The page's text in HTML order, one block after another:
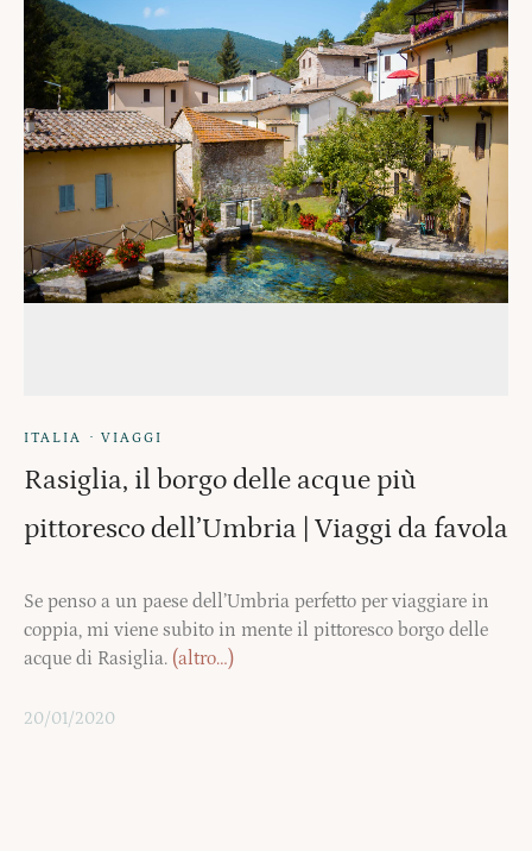
ITALIA · VIAGGI
Rasiglia, il borgo delle acque più
pittoresco dell’Umbria | Viaggi da favola
Se penso a un paese dell’Umbria perfetto per viaggiare in
coppia, mi viene subito in mente il pittoresco borgo delle
acque di Rasiglia. (altro…)
20/01/2020